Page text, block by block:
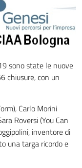
sono state le nuove
chiusure, con un
Carlo Morini
Roversi (You Can
inventore di
una targa ricordo e